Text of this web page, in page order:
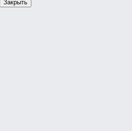
Закрыть